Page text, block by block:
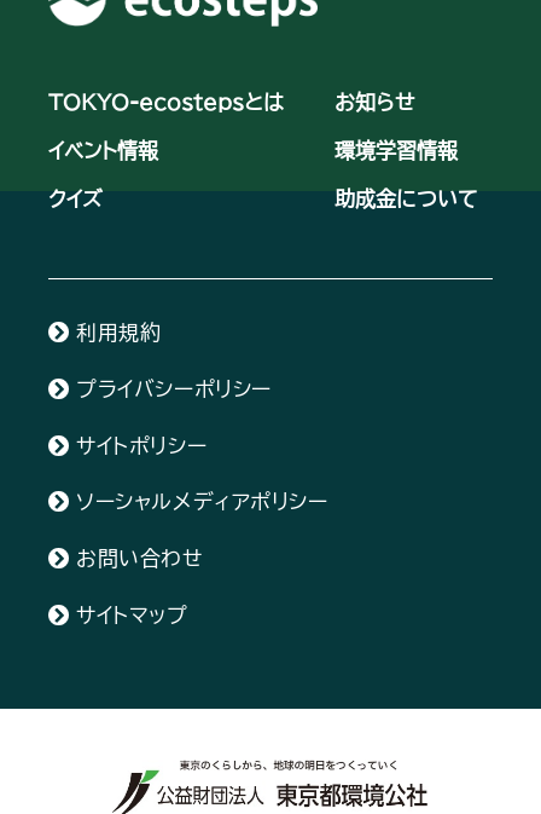
TOKYO-ecostepsとは お知らせ
イベント情報 環境学習情報
クイズ 助成金について
利用規約
プライバシーポリシー
サイトポリシー
ソーシャルメディアポリシー
お問い合わせ
サイトマップ